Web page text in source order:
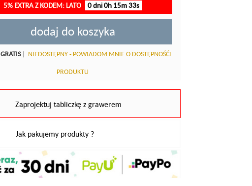
5% EXTRA Z KODEM: LATO 0 dni 0h 15m 32s
dodaj do koszyka
GRATIS| NIEDOSTĘPNY - POWIADOM MNIE O DOSTĘPNOŚĆI
PRODUKTU
Zaprojektuj tabliczkę z grawerem
Jak pakujemy produkty ?